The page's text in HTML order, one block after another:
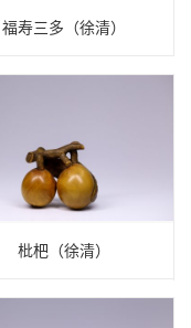
福寿三多（徐清）
枇杷（徐清）